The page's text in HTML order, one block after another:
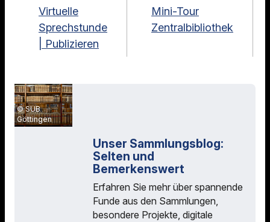
Virtuelle
Sprechstunde
| Publizieren
Mini-Tour
Zentralbibliothek
SUB
Göttingen
Unser Sammlungsblog:
Selten und
Bemerkenswert
Erfahren Sie mehr über spannende
Funde aus den Sammlungen,
besondere Projekte, digitale